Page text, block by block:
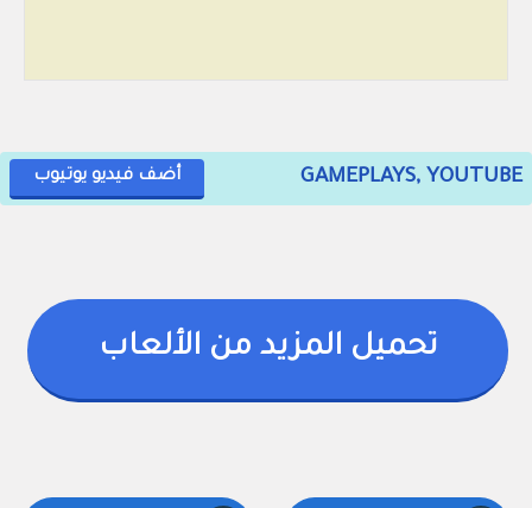
GAMEPLAYS, YOUTUBE أضف فيديو يوتيوب
تحميل المزيد من الألعاب